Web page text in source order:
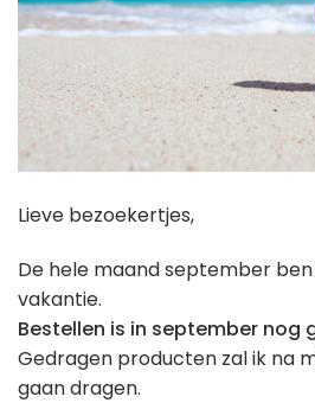
Lieve bezoekertjes,
De hele maand september ben
vakantie.
Bestellen is in september nog
Gedragen producten zal ik na
gaan dragen.